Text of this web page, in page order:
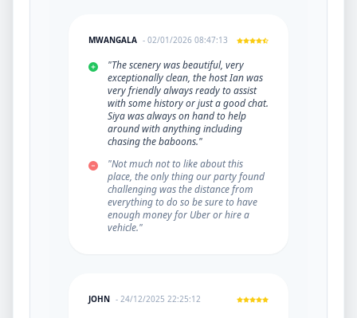
MWANGALA - 02/01/2026 08:47:13
"The scenery was beautiful, very
exceptionally clean, the host Ian was
very friendly always ready to assist
with some history or just a good chat.
Siya was always on hand to help
around with anything including
chasing the baboons."
"Not much not to like about this
place, the only thing our party found
challenging was the distance from
everything to do so be sure to have
enough money for Uber or hire a
vehicle."
JOHN - 24/12/2025 22:25:12